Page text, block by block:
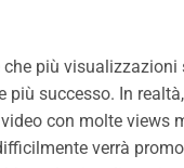
più visualizzazioni
più successo. In
con molte views
verrà